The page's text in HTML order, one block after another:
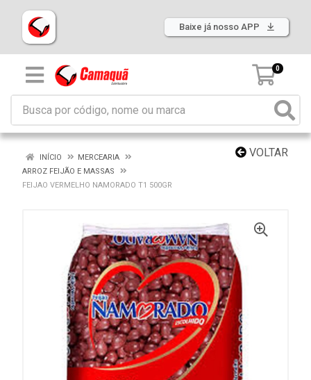
Baixe já nosso APP
0
VOLTAR
INÍCIO
MERCEARIA
ARROZ FEIJÃO E MASSAS
FEIJAO VERMELHO NAMORADO T1 500GR